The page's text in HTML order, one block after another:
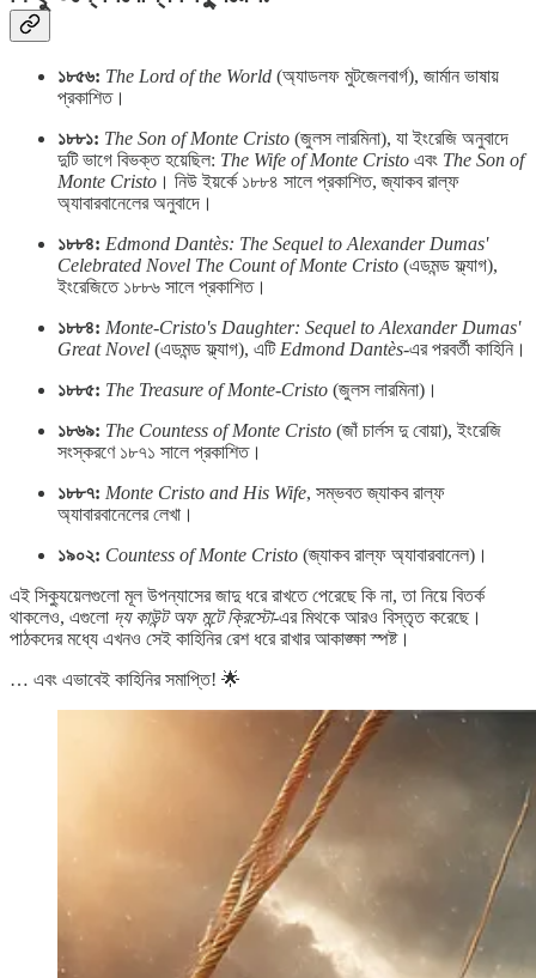
১৮৫৬: The Lord of the World (অ্যাডলফ মুটজেলবার্গ), জার্মান ভাষায়
প্রকাশিত।
১৮৮১: The Son of Monte Cristo (জুলস লারমিনা), যা ইংরেজি অনুবাদে
দুটি ভাগে বিভক্ত হয়েছিল: The Wife of Monte Cristo এবং The Son of
Monte Cristo । নিউ ইয়র্কে ১৮৮৪ সালে প্রকাশিত, জ্যাকব রাল্ফ
অ্যাবারবানেলের অনুবাদে।
১৮৮৪: Edmond Dantès: The Sequel to Alexander Dumas'
Celebrated Novel The Count of Monte Cristo (এডমন্ড ফ্ল্যাগ),
ইংরেজিতে ১৮৮৬ সালে প্রকাশিত।
১৮৮৪: Monte-Cristo's Daughter: Sequel to Alexander Dumas'
Great Novel (এডমন্ড ফ্ল্যাগ), এটি Edmond Dantès-এর পরবর্তী কাহিনি।
১৮৮৫: The Treasure of Monte-Cristo (জুলস লারমিনা)।
১৮৬৯: The Countess of Monte Cristo (জাঁ চার্লস দু বোয়া), ইংরেজি
সংস্করণে ১৮৭১ সালে প্রকাশিত।
১৮৮৭: Monte Cristo and His Wife, সম্ভবত জ্যাকব রাল্ফ
অ্যাবারবানেলের লেখা।
১৯০২: Countess of Monte Cristo (জ্যাকব রাল্ফ অ্যাবারবানেল)।
এই সিক্যুয়েলগুলো মূল উপন্যাসের জাদু ধরে রাখতে পেরেছে কি না, তা নিয়ে বিতর্ক
থাকলেও, এগুলো দ্য কাউন্ট অফ মন্টে ক্রিস্টো-এর মিথকে আরও বিস্তৃত করেছে।
পাঠকদের মধ্যে এখনও সেই কাহিনির রেশ ধরে রাখার আকাঙ্ক্ষা স্পষ্ট।
… এবং এভাবেই কাহিনির সমাপ্তি! 🌟